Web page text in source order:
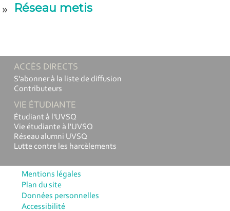
Réseau metis
ACCÈS DIRECTS
S'abonner à la liste de diffusion
Contributeurs
VIE ÉTUDIANTE
Étudiant à l'UVSQ
Vie étudiante à l'UVSQ
Réseau alumni UVSQ
Lutte contre les harcèlements
Mentions légales
Plan du site
Données personnelles
Accessibilité